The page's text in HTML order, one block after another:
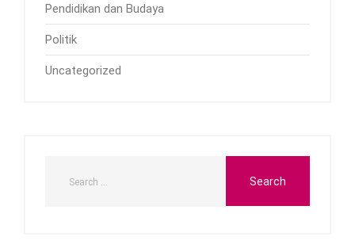
Pendidikan dan Budaya
Politik
Uncategorized